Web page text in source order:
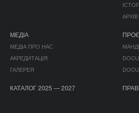
АРХІВ
МЕДІА
МЕДІА ПРО НАС
АКРЕДИТАЦІЯ
ГАЛЕРЕЯ
КАТАЛОГ 2025 — 2027